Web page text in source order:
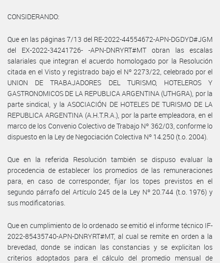
CONSIDERANDO:
Que en las páginas 7/13 del RE-2022-44554672-APN-DGDYD#JGM
del EX-2022-34241726- -APN-DNRYRT#MT obran las escalas
salariales que integran el acuerdo homologado por la Resolución
citada en el Visto y registrado bajo el Nº 2273/22, celebrado por el
UNION DE TRABAJADORES DEL TURISMO, HOTELEROS Y
GASTRONOMICOS DE LA REPUBLICA ARGENTINA (UTHGRA), por la
parte sindical, y la ASOCIACIÓN DE HOTELES DE TURISMO DE LA
REPUBLICA ARGENTINA (A.H.T.R.A.), por la parte empleadora, en el
marco de los Convenio Colectivo de Trabajo Nº 362/03, conforme lo
dispuesto en la Ley de Negociación Colectiva Nº 14.250 (t.o. 2004).
Que en la referida Resolución también se dispuso evaluar la
procedencia de establecer los promedios de las remuneraciones
para, en caso de corresponder, fijar los topes previstos en el
segundo párrafo del Artículo 245 de la Ley Nº 20.744 (t.o. 1976) y
sus modificatorias.
Que en cumplimiento de lo ordenado se emitió el informe técnico IF-
2022-85435740-APN-DNRYRT#MT, al cual se remite en orden a la
brevedad, donde se indican las constancias y se explicitan los
criterios adoptados para el cálculo del promedio mensual de